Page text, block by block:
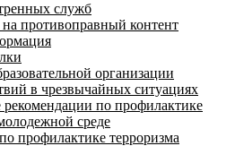
служб
противоправный контент
организации
в чрезвычайных ситуациях
по профилактике
среде
профилактике терроризма